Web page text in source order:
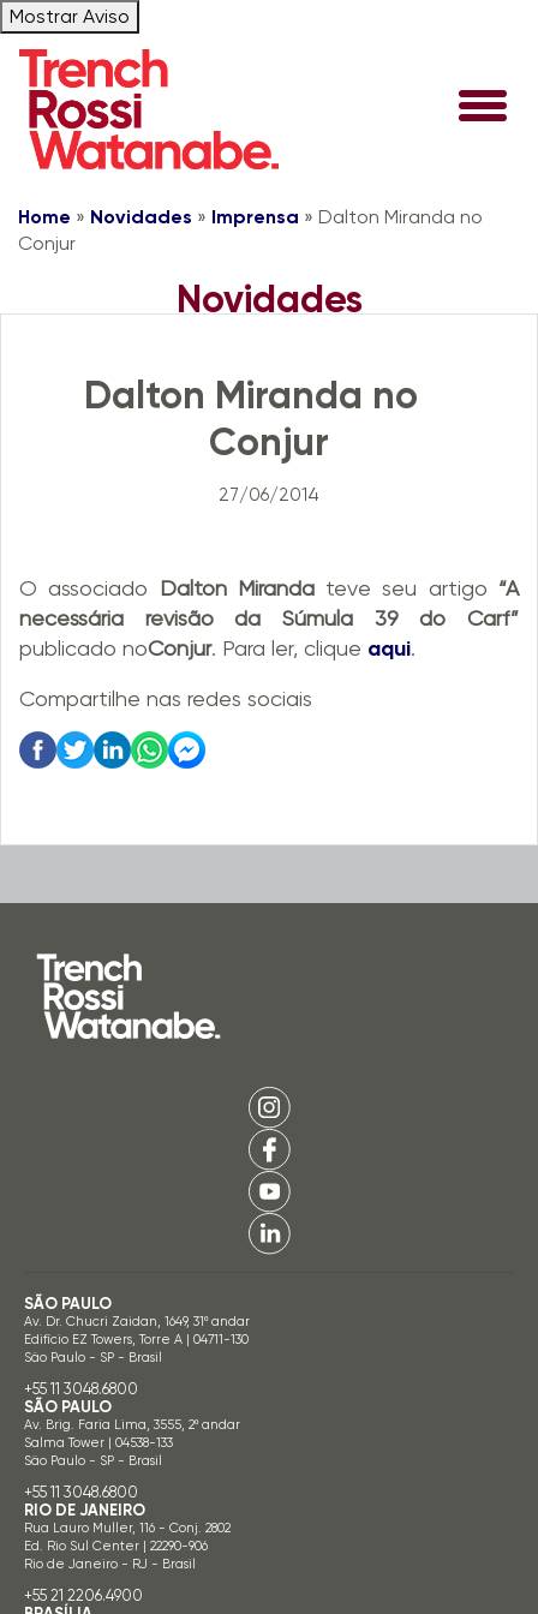
Mostrar Aviso
Home » Novidades » Imprensa » Dalton Miranda no
Conjur
Novidades
Dalton Miranda no
Conjur
27/06/2014
O associado Dalton Mirandateve seu artigo “A
necessária revisão da Súmula 39 do Carf”
publicado noConjur. Para ler, clique aqui.
Compartilhe nas redes sociais
SÃO PAULO
Av. Dr. Chucri Zaidan, 1649, 31º andar
Edifício EZ Towers, Torre A | 04711-130
São Paulo - SP - Brasil
+55 11 3048.6800
SÃO PAULO
Av. Brig. Faria Lima, 3555, 2º andar
Salma Tower | 04538-133
São Paulo - SP - Brasil
+55 11 3048.6800
RIO DE JANEIRO
Rua Lauro Muller, 116 - Conj. 2802
Ed. Rio Sul Center | 22290-906
Rio de Janeiro - RJ - Brasil
+55 21 2206.4900